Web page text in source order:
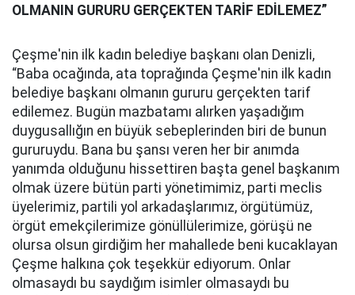
OLMANIN GURURU GERÇEKTEN TARİF EDİLEMEZ”
Çeşme'nin ilk kadın belediye başkanı olan Denizli,
“Baba ocağında, ata toprağında Çeşme'nin ilk kadın
belediye başkanı olmanın gururu gerçekten tarif
edilemez. Bugün mazbatamı alırken yaşadığım
duygusallığın en büyük sebeplerinden biri de bunun
gururuydu. Bana bu şansı veren her bir anımda
yanımda olduğunu hissettiren başta genel başkanım
olmak üzere bütün parti yönetimimiz, parti meclis
üyelerimiz, partili yol arkadaşlarımız, örgütümüz,
örgüt emekçilerimize gönüllülerimize, görüşü ne
olursa olsun girdiğim her mahallede beni kucaklayan
Çeşme halkına çok teşekkür ediyorum. Onlar
olmasaydı bu saydığım isimler olmasaydı bu